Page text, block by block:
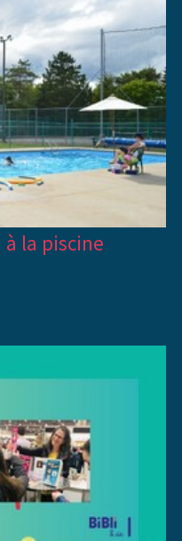
la piscine